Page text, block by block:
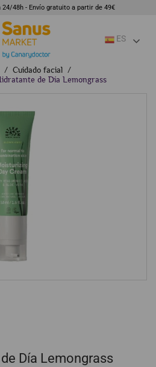
24/48h - Envío gratuito a partir de 49€
ES
Cuidado facial
de Día Lemongrass
Día Lemongrass